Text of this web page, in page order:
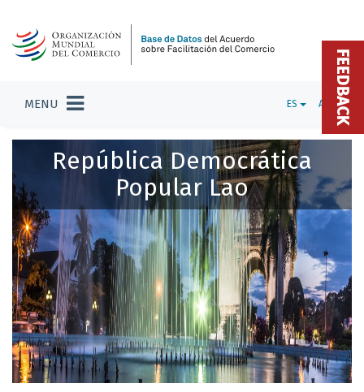
MENU ES ADMIN
República Democrática
Popular Lao
FEEDBACK